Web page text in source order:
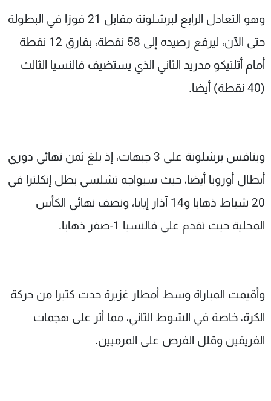
وهو التعادل الرابع لبرشلونة مقابل 21 فوزا في البطولة
حتى الآن، ليرفع رصيده إلى 58 نقطة، بفارق 12 نقطة
أمام أتلتيكو مدريد الثاني الذي يستضيف فالنسيا الثالث
(40 نقطة) أيضا.
وينافس برشلونة على 3 جبهات، إذ بلغ ثمن نهائي دوري
أبطال أوروبا أيضا، حيث سيواجه تشلسي بطل إنكلترا في
20 شباط ذهابا و14 آذار إيابا، ونصف نهائي الكأس
المحلية حيث تقدم على فالنسيا 1-صفر ذهابا.
وأقيمت المباراة وسط أمطار غزيرة حدت كثيرا من حركة
الكرة، خاصة في الشوط الثاني، مما أثر على هجمات
الفريقين وقلل الفرص على المرميين.